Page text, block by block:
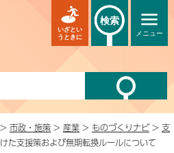
メニュー
いざとい
うときに
検索
> 市政・施策 > 産業 > ものづくりナビ> 支
た支援策および無期転換ルールについて